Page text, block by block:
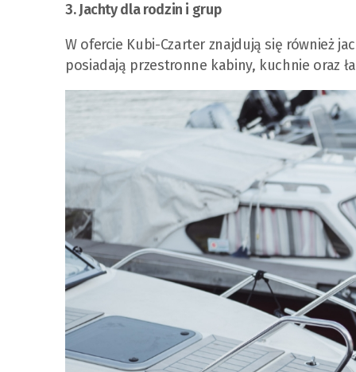
3. Jachty dla rodzin i grup
W ofercie Kubi-Czarter znajdują się również
posiadają przestronne kabiny, kuchnie oraz